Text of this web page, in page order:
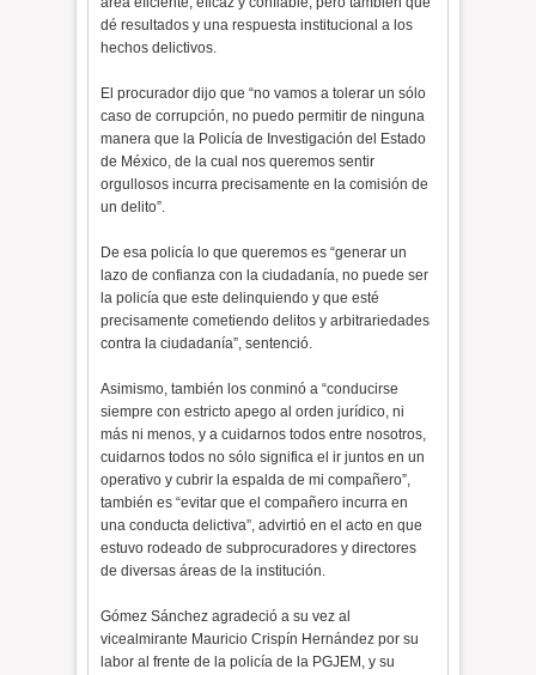
dé resultados y una respuesta institucional a los
hechos delictivos.
El procurador dijo que “no vamos a tolerar un sólo
caso de corrupción, no puedo permitir de ninguna
manera que la Policía de Investigación del Estado
de México, de la cual nos queremos sentir
orgullosos incurra precisamente en la comisión de
un delito”.
De esa policía lo que queremos es “generar un
lazo de confianza con la ciudadanía, no puede ser
la policía que este delinquiendo y que esté
precisamente cometiendo delitos y arbitrariedades
contra la ciudadanía”, sentenció.
Asimismo, también los conminó a “conducirse
siempre con estricto apego al orden jurídico, ni
más ni menos, y a cuidarnos todos entre nosotros,
cuidarnos todos no sólo significa el ir juntos en un
operativo y cubrir la espalda de mi compañero”,
también es “evitar que el compañero incurra en
una conducta delictiva”, advirtió en el acto en que
estuvo rodeado de subprocuradores y directores
de diversas áreas de la institución.
Gómez Sánchez agradeció a su vez al
vicealmirante Mauricio Crispín Hernández por su
labor al frente de la policía de la PGJEM, y su